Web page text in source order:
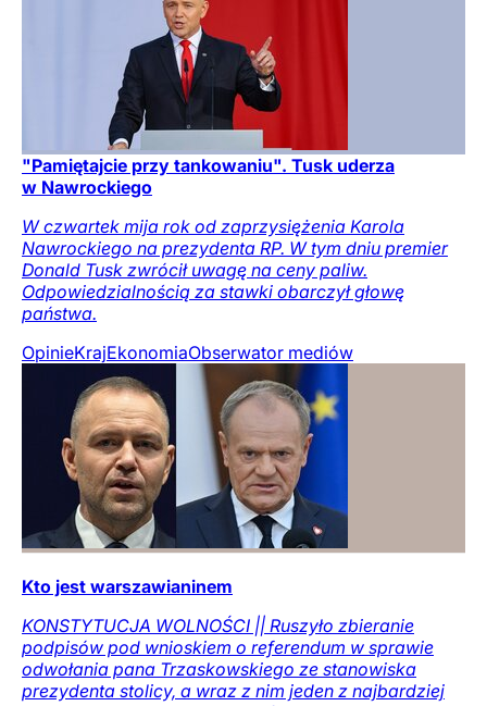
"Pamiętajcie przy tankowaniu". Tusk uderza
w Nawrockiego
W czwartek mija rok od zaprzysiężenia Karola
Nawrockiego na prezydenta RP. W tym dniu premier
Donald Tusk zwrócił uwagę na ceny paliw.
Odpowiedzialnością za stawki obarczył głowę
państwa.
OpinieKrajEkonomiaObserwator mediów
Kto jest warszawianinem
KONSTYTUCJA WOLNOŚCI || Ruszyło zbieranie
podpisów pod wnioskiem o referendum w sprawie
odwołania pana Trzaskowskiego ze stanowiska
prezydenta stolicy, a wraz z nim jeden z najbardziej